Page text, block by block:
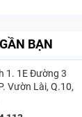
BẠN
1. 1E Đường 3
Vườn Lài, Q.10,